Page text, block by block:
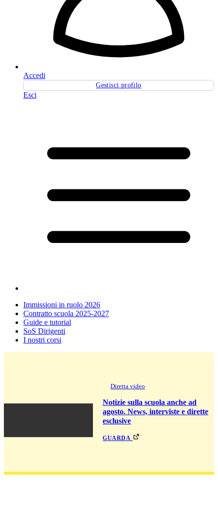
Accedi
Gestisci profilo
Esci
Immissioni in ruolo 2026
Contratto scuola 2025-2027
Guide e tutorial
SoS Dirigenti
I nostri corsi
Diretta video
Notizie sulla scuola anche ad
agosto. News, interviste e dirette
esclusive
guarda